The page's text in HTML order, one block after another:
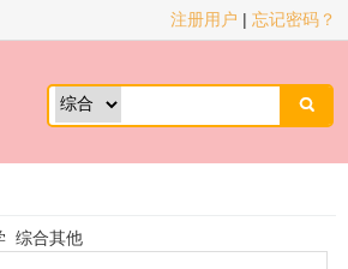
注册用户 | 忘记密码？

综合其他